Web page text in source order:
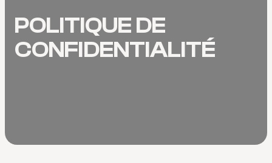
POLITIQUE DE
CONFIDENTIALITÉ